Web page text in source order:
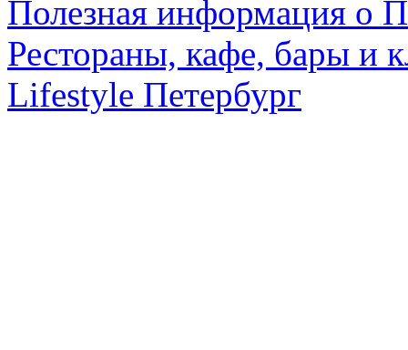
Полезная информация о
Рестораны, кафе, бары и
Lifestyle Петербург